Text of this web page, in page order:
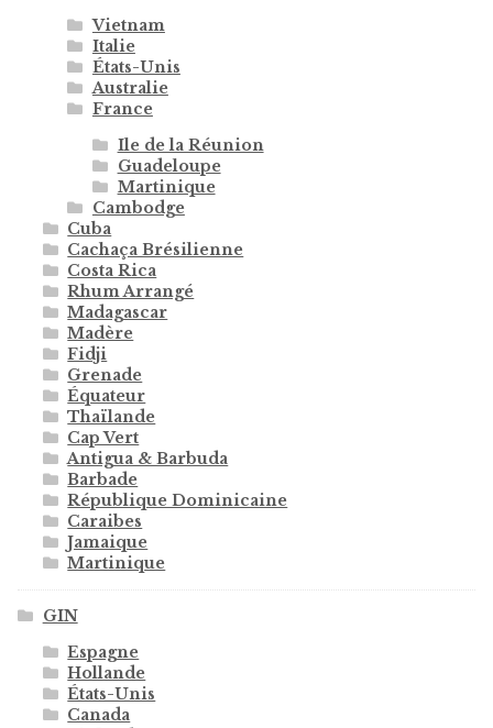
Vietnam
Italie
États-Unis
Australie
France
Ile de la Réunion
Guadeloupe
Martinique
Cambodge
Cuba
Cachaça Brésilienne
Costa Rica
Rhum Arrangé
Madagascar
Madère
Fidji
Grenade
Équateur
Thaïlande
Cap Vert
Antigua & Barbuda
Barbade
République Dominicaine
Caraibes
Jamaique
Martinique
GIN
Espagne
Hollande
États-Unis
Canada